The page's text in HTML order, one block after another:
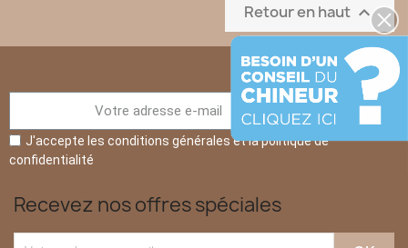
Retour en haut 
S’abonner
J'accepte les conditions générales et la politique de
confidentialité
Recevez nos offres spéciales